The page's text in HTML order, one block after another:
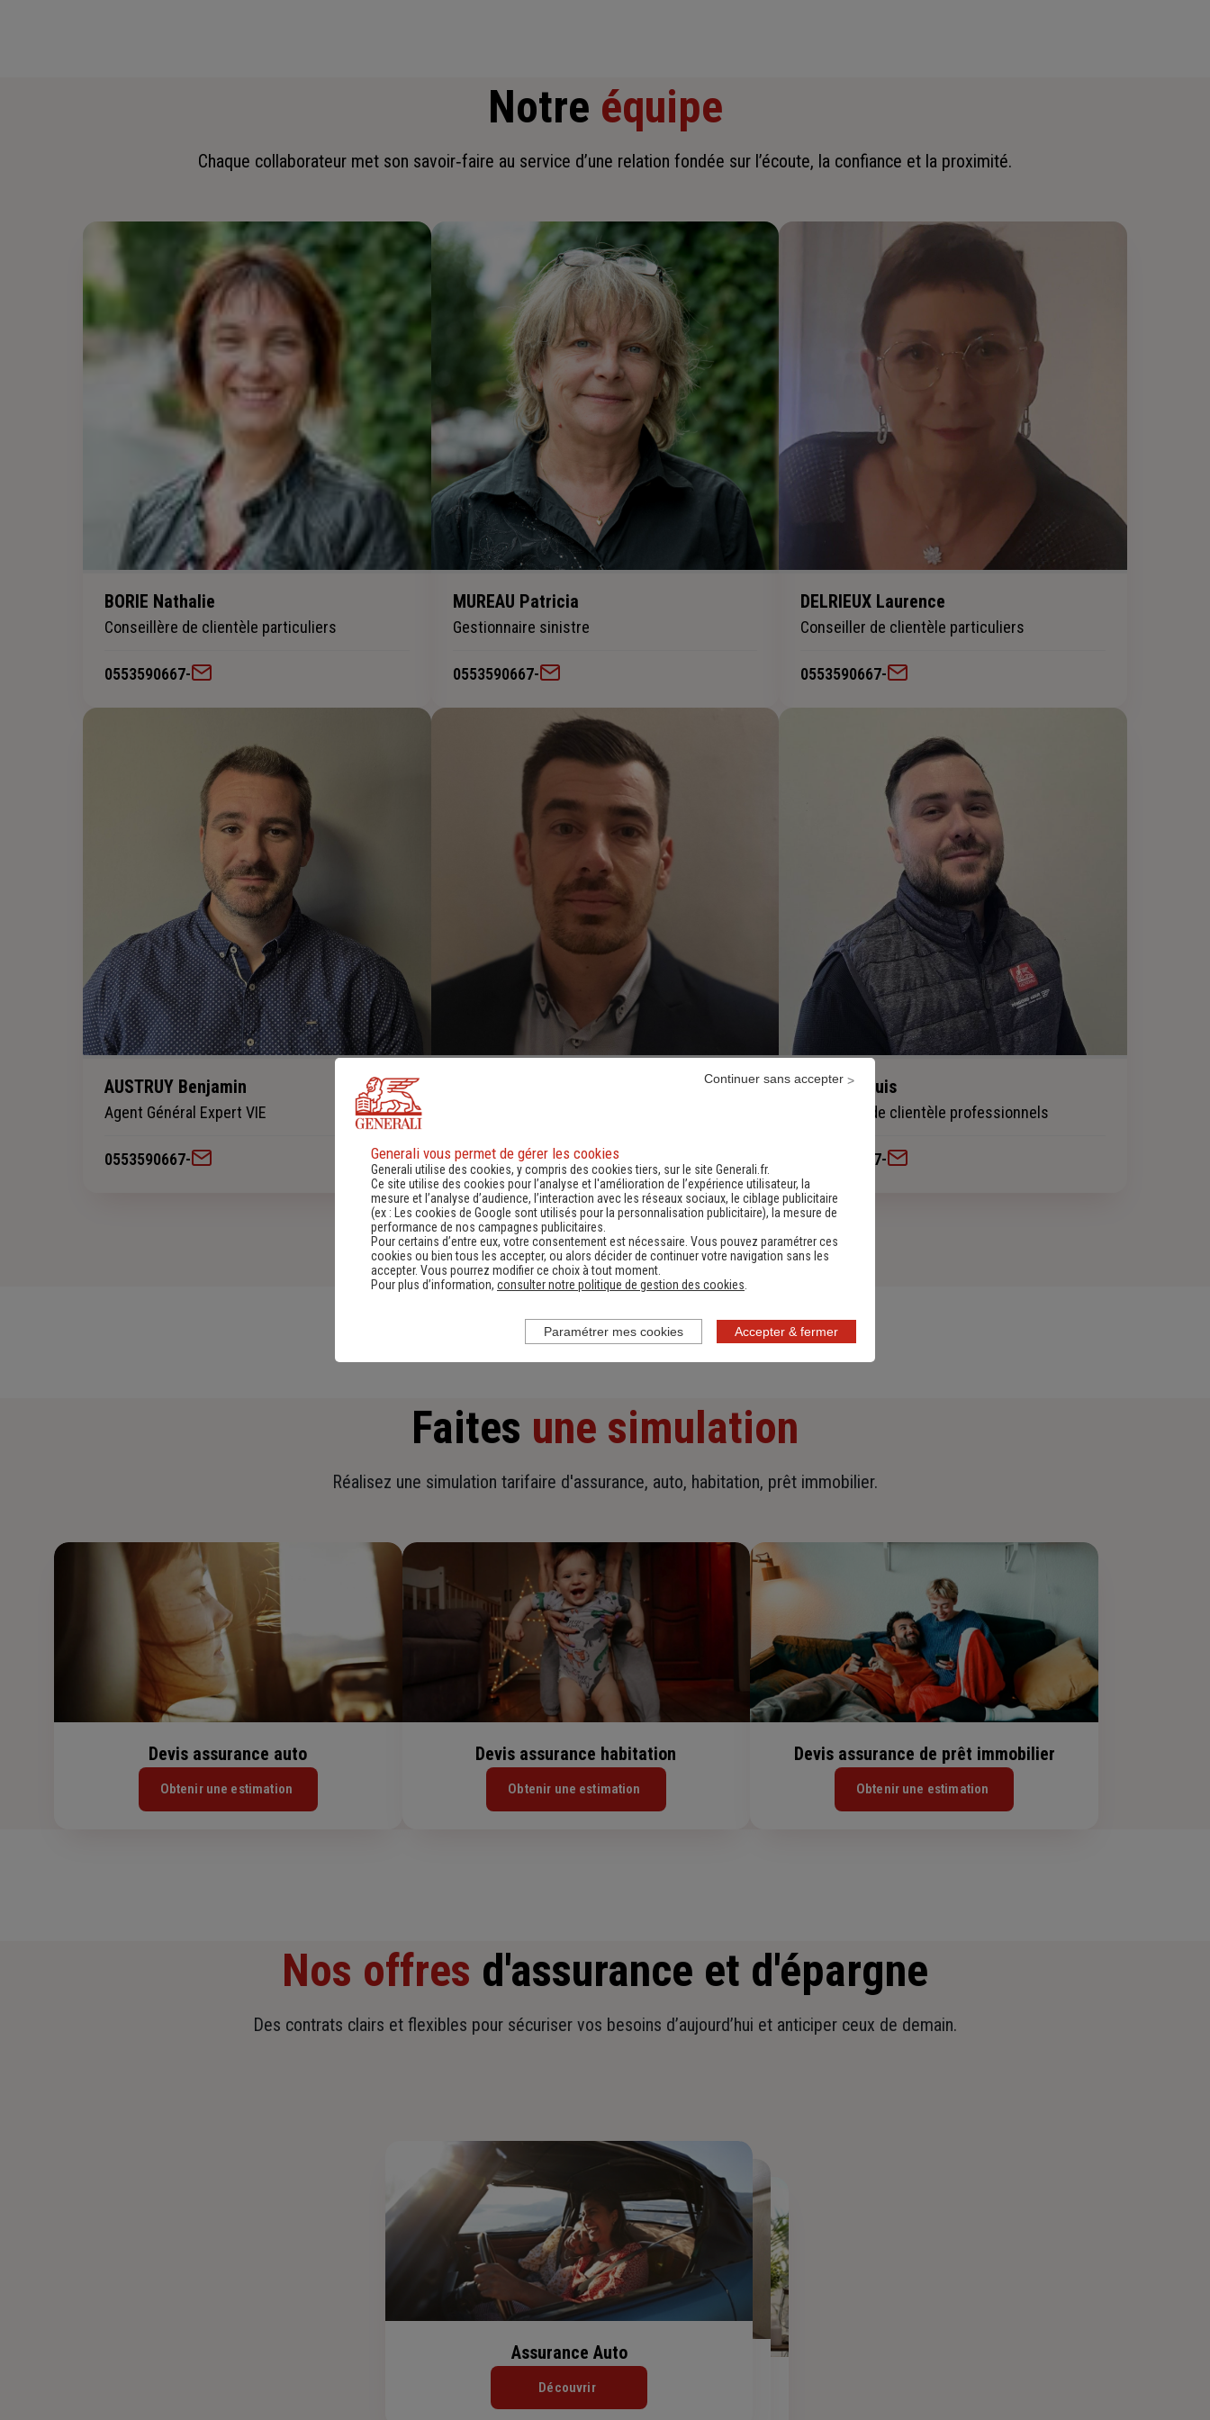
Notre équipe
Chaque collaborateur met son savoir‑faire au service d’une relation fondée sur l’écoute, la confiance et la proximité.
BORIE Nathalie
Conseillère de clientèle particuliers
0553590667-
MUREAU Patricia
Gestionnaire sinistre
0553590667-
DELRIEUX Laurence
Conseiller de clientèle particuliers
0553590667-
AUSTRUY Benjamin
Agent Général Expert VIE
0553590667- 0553590667-
DUTEIL Louis
Conseiller de clientèle professionnels
0553590667-
En savoir plus sur l'agence
Faites une simulation
Réalisez une simulation tarifaire d'assurance, auto, habitation, prêt immobilier.
Devis assurance auto
Obtenir une estimation
Devis assurance habitation
Obtenir une estimation
Devis assurance de prêt immobilier
Obtenir une estimation
Nos offres d'assurance et d'épargne
Des contrats clairs et flexibles pour sécuriser vos besoins d’aujourd’hui et anticiper ceux de demain.
Assurance de prêt immobilier
Assurance Habitation
Assurance Auto
Découvrir
Generali vous permet de gérer les cookies
Generali utilise des cookies, y compris des cookies tiers, sur le site Generali.fr.
Ce site utilise des cookies pour l’analyse et l'amélioration de l’expérience utilisateur, la
mesure et l’analyse d’audience, l’interaction avec les réseaux sociaux, le ciblage publicitaire
(ex :
Les cookies de Google sont utilisés pour la personnalisation publicitaire), la mesure de
performance de nos campagnes publicitaires.
Pour certains d’entre eux, votre consentement est nécessaire. Vous pouvez paramétrer ces
cookies ou bien tous les accepter, ou alors décider de continuer votre navigation sans les
accepter. Vous pourrez modifier ce choix à tout moment.
Pour plus d’information, consulter notre politique de gestion des cookies
Accepter & fermer
Continuer sans accepter
Paramétrer mes cookies